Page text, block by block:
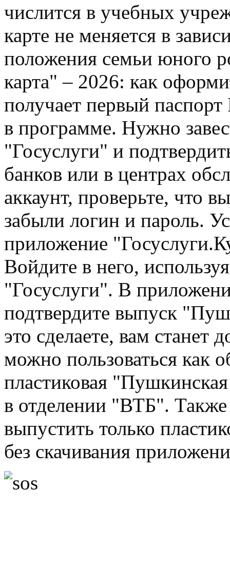
числится в учебных
карте не меняется в
положения семьи юного
карта" – 2026: как
получает первый
в программе. Нужно
"Госуслуги" и
банков или в центрах
аккаунт, проверьте, что
забыли логин и пароль.
приложение
Войдите в него,
"Госуслуги". В
подтвердите выпуск
это сделаете, вам станет
можно пользоваться как
пластиковая
в отделении "ВТБ".
выпустить только
без скачивания